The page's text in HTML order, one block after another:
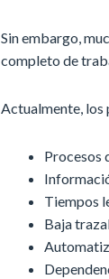
Sin embargo,
completo de
Actualmente, los
Procesos
Tiempos
Baja